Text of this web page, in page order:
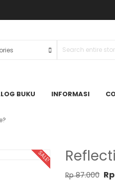
BUKU INFORMASI
SALE!
Rp87.000 Rp